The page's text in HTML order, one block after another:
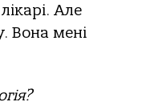
Але
Вона мені